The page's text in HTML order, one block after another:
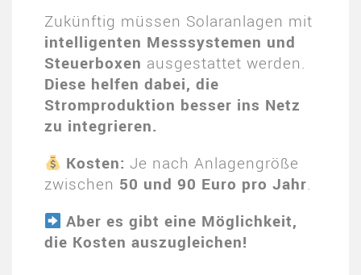
Zukünftig müssen Solaranlagen mit
intelligenten Messsystemen und
Steuerboxen ausgestattet werden.
Diese helfen dabei, die
Stromproduktion besser ins Netz
zu integrieren.
Kosten: Je nach Anlagengröße
zwischen 50 und 90 Euro pro Jahr
Aber es gibt eine Möglichkeit,
die Kosten auszugleichen!